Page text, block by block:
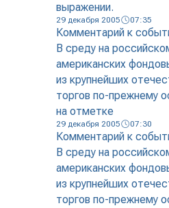
выражении.
29 декабря 2005 07:35
Комментарий к
В среду на
американских
из крупнейших
торгов по-прежнему
на отметке
29 декабря 2005 07:30
Комментарий к
В среду на
американских
из крупнейших
торгов по-прежнему